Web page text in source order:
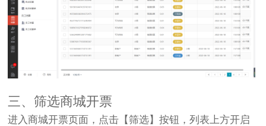
三、筛选商城开票
进入商城开票页面，点击【筛选】按钮，列表上方开启